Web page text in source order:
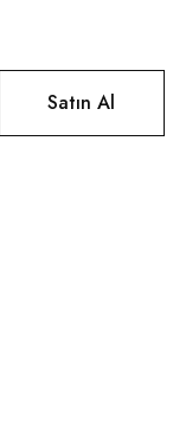
Satın Al